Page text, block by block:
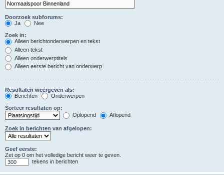
Doorzoek subforums:
Ja
Nee
Zoek in:
Alleen berichtonderwerpen en tekst
Alleen tekst
Alleen onderwerptitels
Alleen eerste bericht van onderwerp
Resultaten weergeven als:
Berichten
Onderwerpen
Sorteer resultaten op:
Oplopend
Aflopend
Zoek in berichten van afgelopen:
Geef eerste:
Zet op 0 om het volledige bericht weer te geven.
tekens in berichten